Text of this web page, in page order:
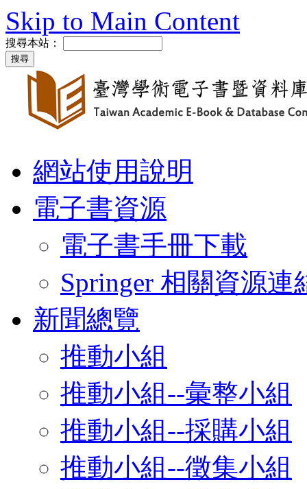
Skip to Main Content
搜尋本站：
網站使用說明
電子書資源
電子書手冊下載
Springer 相關資源連
新聞總覽
推動小組
推動小組--彙整小組
推動小組--採購小組
推動小組--徵集小組